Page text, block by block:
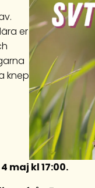
er
knep
maj kl 17:00.